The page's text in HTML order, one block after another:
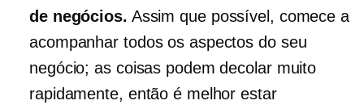
de negócios. Assim que possível, comece a
acompanhar todos os aspectos do seu
negócio; as coisas podem decolar muito
rapidamente, então é melhor estar